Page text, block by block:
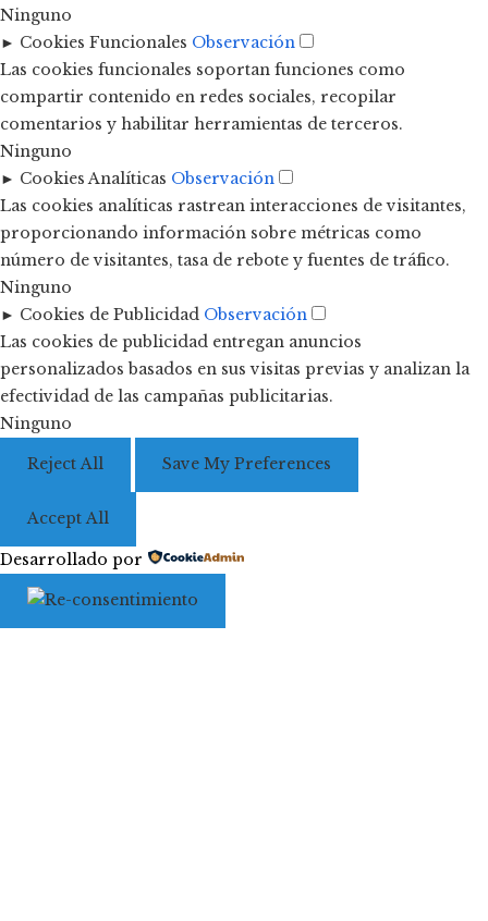
Ninguno
► Cookies Funcionales Observación
Las cookies funcionales soportan funciones como
compartir contenido en redes sociales, recopilar
comentarios y habilitar herramientas de terceros.
Ninguno
► Cookies Analíticas Observación
Las cookies analíticas rastrean interacciones de visitantes,
proporcionando información sobre métricas como
número de visitantes, tasa de rebote y fuentes de tráfico.
Ninguno
► Cookies de Publicidad Observación
Las cookies de publicidad entregan anuncios
personalizados basados en sus visitas previas y analizan la
efectividad de las campañas publicitarias.
Ninguno
Reject All Save My Preferences
Accept All
Desarrollado por